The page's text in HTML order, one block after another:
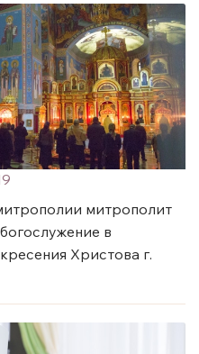
митрополит
в
Христова г.